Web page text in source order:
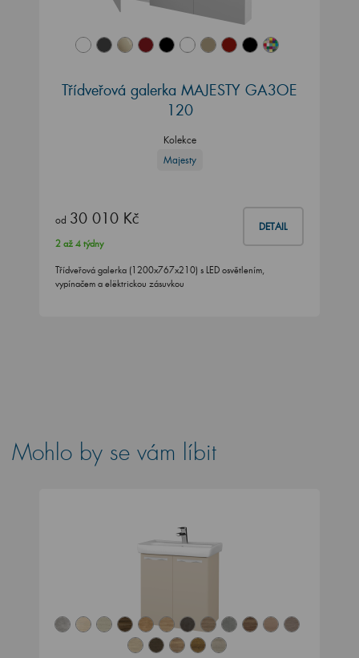
Třídveřová galerka MAJESTY GA3OE
120
Kolekce
Majesty
od 30 010 Kč DETAIL
2 až 4 týdny
Třídveřová galerka (1200x767x210) s LED osvětlením,
vypínačem a elëktrickou zásuvkou
Mohlo by se vám líbit